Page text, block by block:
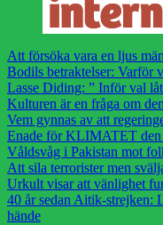
Att försöka vara en ljus
Bodils betraktelser: Varför
Lasse Diding: ” Inför val
Kulturen är en fråga om
Vem gynnas av att
Enade för KLIMATET den
Våldsvåg i Pakistan mot
Att sila terrorister men
Urkult visar att vänlighet
40 år sedan Aitik-strejken:
hände